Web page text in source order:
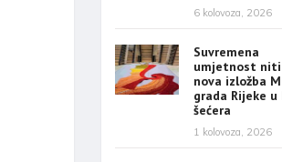
6 kolovoza, 2026
Suvremena
umjetnost niti
nova izložba
grada Rijeke u
šećera
1 kolovoza, 2026